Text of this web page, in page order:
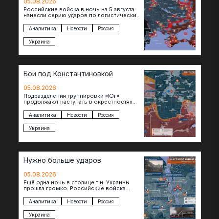
Российские войска в ночь на 5 августа
нанесли серию ударов по логистическим
Днепропетровской областях. Под…
Аналитика Новости Россия
Украина
Бои под Константиновкой
05.08.2026
Подразделения группировки «Юг»
продолжают наступать в окрестностях
города. Пока на восточном фланге идут
ожесточенные бои за окраины…
Аналитика Новости Россия
Украина
Нужно больше ударов
05.08.2026
Ещё одна ночь в столице т.н. Украины
прошла громко. Российские войска
объекты и предприятия в Киеве и
окрестностях….
Аналитика Новости Россия
Украина